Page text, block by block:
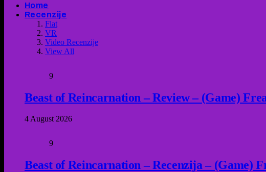
Home
Recenzije
Flat
VR
Video Recenzije
View All
9
Beast of Reincarnation – Review – (Game)
4 August 2026
9
Beast of Reincarnation – Recenzija – (Game)